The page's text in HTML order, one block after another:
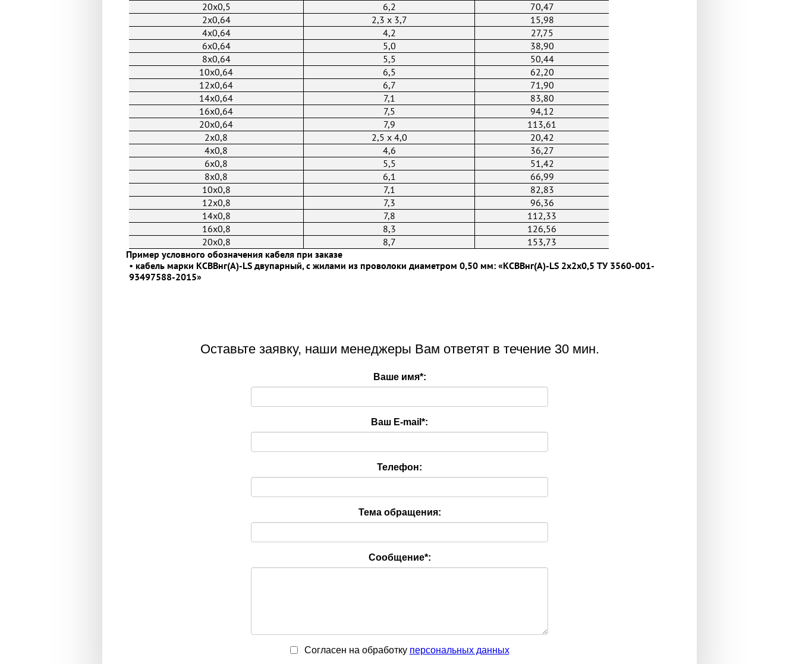
20x0,5
6,2
70,47
2x0,64
2,3 х 3,7
15,98
4x0,64
4,2
27,75
6x0,64
5,0
38,90
8x0,64
5,5
50,44
10x0,64
6,5
62,20
12x0,64
6,7
71,90
14x0,64
7,1
83,80
16x0,64
7,5
94,12
20x0,64
7,9
113,61
2x0,8
2,5 х 4,0
20,42
4x0,8
4,6
36,27
6x0,8
5,5
51,42
8x0,8
6,1
66,99
10x0,8
7,1
82,83
12x0,8
7,3
96,36
14x0,8
7,8
112,33
16x0,8
8,3
126,56
20x0,8
8,7
153,73
Пример условного обозначения кабеля при заказе
• кабель марки КСВВнг(А)-LS двупарный, с жилами из проволоки диаметром 0,50 мм: «КСВВнг(А)-LS 2x2x0,5 ТУ 3560-001-
93497588-2015»
Оставьте заявку, наши менеджеры Вам ответят в течение 30 мин.
Ваше имя*:
Ваш E-mail *:
Телефон:
Тема обращения:
Сообщение*:
Согласен на обработку персональныx данных